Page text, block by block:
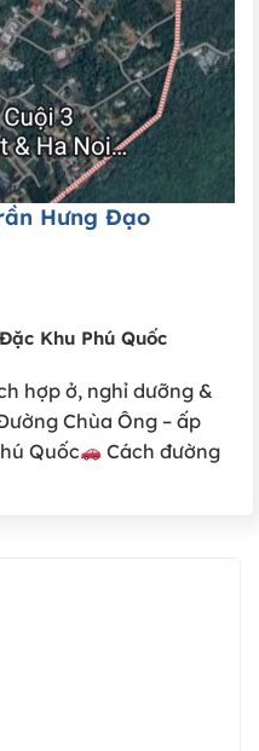
Hưng Đạo
Khu Phú Quốc
hợp ở, nghỉ dưỡng &
Chùa Ông – ấp
Quốc
Cách đường